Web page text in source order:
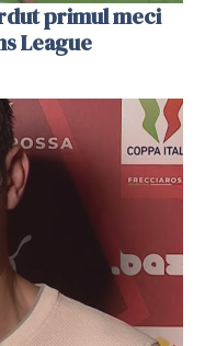
primul meci
League